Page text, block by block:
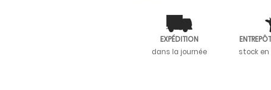
EXPÉDITION
dans la journée
stock